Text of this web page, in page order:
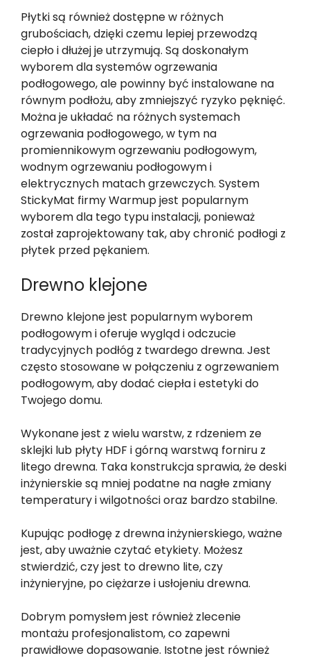
Płytki są również dostępne w różnych
grubościach, dzięki czemu lepiej przewodzą
ciepło i dłużej je utrzymują. Są doskonałym
wyborem dla systemów ogrzewania
podłogowego, ale powinny być instalowane na
równym podłożu, aby zmniejszyć ryzyko pęknięć.
Można je układać na różnych systemach
ogrzewania podłogowego, w tym na
promiennikowym ogrzewaniu podłogowym,
wodnym ogrzewaniu podłogowym i
elektrycznych matach grzewczych. System
StickyMat firmy Warmup jest popularnym
wyborem dla tego typu instalacji, ponieważ
został zaprojektowany tak, aby chronić podłogi z
płytek przed pękaniem.
Drewno klejone
Drewno klejone jest popularnym wyborem
podłogowym i oferuje wygląd i odczucie
tradycyjnych podłóg z twardego drewna. Jest
często stosowane w połączeniu z ogrzewaniem
podłogowym, aby dodać ciepła i estetyki do
Twojego domu.
Wykonane jest z wielu warstw, z rdzeniem ze
sklejki lub płyty HDF i górną warstwą forniru z
litego drewna. Taka konstrukcja sprawia, że deski
inżynierskie są mniej podatne na nagłe zmiany
temperatury i wilgotności oraz bardzo stabilne.
Kupując podłogę z drewna inżynierskiego, ważne
jest, aby uważnie czytać etykiety. Możesz
stwierdzić, czy jest to drewno lite, czy
inżynieryjne, po ciężarze i usłojeniu drewna.
Dobrym pomysłem jest również zlecenie
montażu profesjonalistom, co zapewni
prawidłowe dopasowanie. Istotne jest również